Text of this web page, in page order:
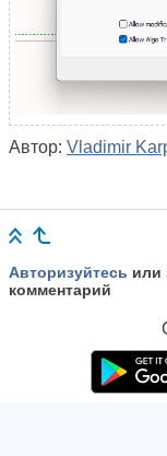
Автор: Vladimir
Авторизуйтесь или
комментарий